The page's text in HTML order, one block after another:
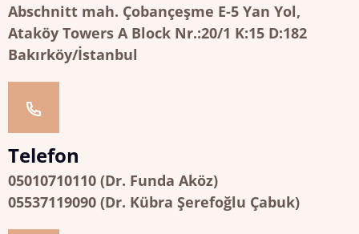
Abschnitt mah. Çobançeşme E-5 Yan Yol,
Ataköy Towers A Block Nr.:20/1 K:15 D:182
Bakırköy/İstanbul
Telefon
05010710110 (Dr. Funda Aköz)
05537119090 (Dr. Kübra Şerefoğlu Çabuk)